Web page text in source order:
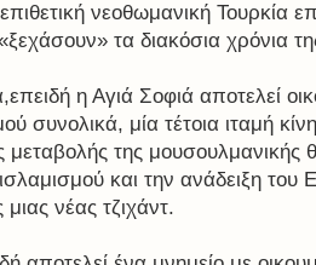
επιθετική νεοθωμανική Τουρκία
τα διακόσια χρόνια
η Αγιά Σοφιά αποτελεί
συνολικά, μία τέτοια ιταμή
μεταβολής της μουσουλμανικής
ισλαμισμού και την ανάδειξη
νέας τζιχάντ.